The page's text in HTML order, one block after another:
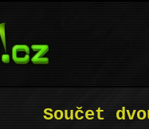
Součet